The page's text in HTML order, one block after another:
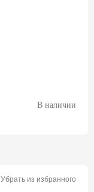
В наличии
Убрать из избранного